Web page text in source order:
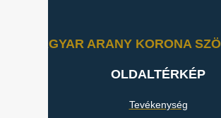
MAGYAR ARANY KORONA
OLDALTÉRKÉP
Tevékenység